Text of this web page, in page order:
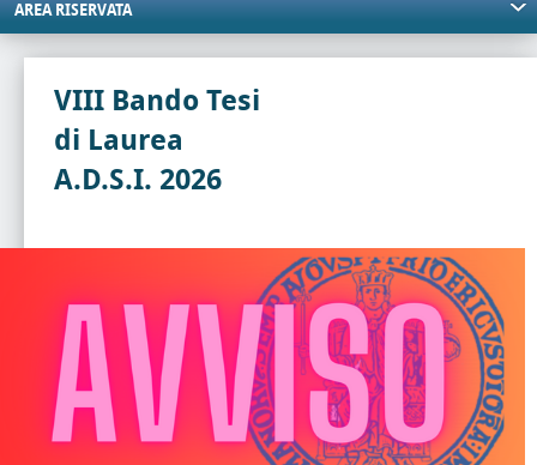
AREA RISERVATA
VIII Bando Tesi
di Laurea
A.D.S.I. 2026